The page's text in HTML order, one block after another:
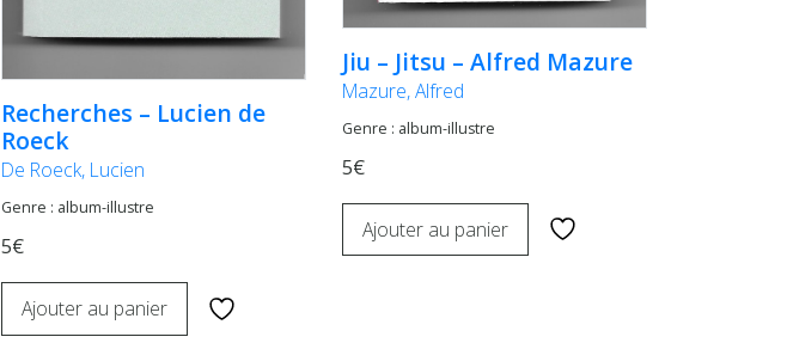
Recherches – Lucien de
Roeck
De Roeck, Lucien
Genre : album-illustre
5€
Ajouter au panier
Jiu – Jitsu – Alfred Mazure
Mazure, Alfred
Genre : album-illustre
5€
Ajouter au panier